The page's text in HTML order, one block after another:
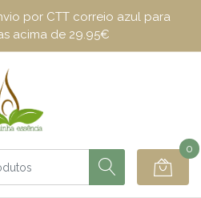
por CTT correio azul para
acima de 29.95€
0